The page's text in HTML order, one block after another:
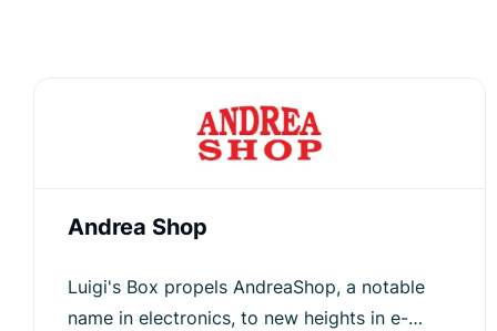
Andrea Shop
Luigi's Box propels AndreaShop, a notable
name in electronics, to new heights in e-